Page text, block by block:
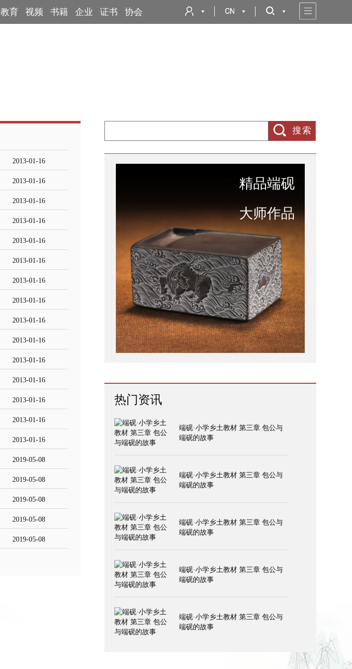
教育 视频 书籍 企业 证书 协会
2013-01-16
2013-01-16
2013-01-16
2013-01-16
2013-01-16
2013-01-16
2013-01-16
2013-01-16
2013-01-16
2013-01-16
2013-01-16
2013-01-16
2013-01-16
2013-01-16
2013-01-16
2019-05-08
2019-05-08
2019-05-08
2019-05-08
2019-05-08
搜索
精品端砚
大师作品
热门资讯
端砚·小学乡土教材 第三章 包公与
端砚的故事
端砚·小学乡土教材 第三章 包公与
端砚的故事
端砚·小学乡土教材 第三章 包公与
端砚的故事
端砚·小学乡土教材 第三章 包公与
端砚的故事
端砚·小学乡土教材 第三章 包公与
端砚的故事